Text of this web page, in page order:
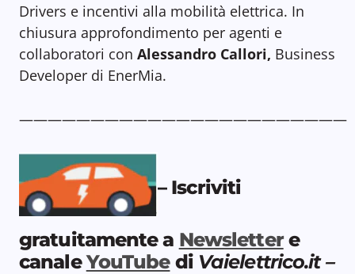
Drivers e incentivi alla mobilità elettrica. In
chiusura approfondimento per agenti e
collaboratori con Alessandro Callori, Business
Developer di EnerMia.
———————————————————————
– Iscriviti
gratuitamente a Newslettere
canale YouTubedi Vaielettrico.it –